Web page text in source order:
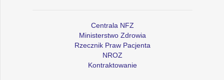
Centrala NFZ
Ministerstwo Zdrowia
Rzecznik Praw Pacjenta
NROZ
Kontraktowanie